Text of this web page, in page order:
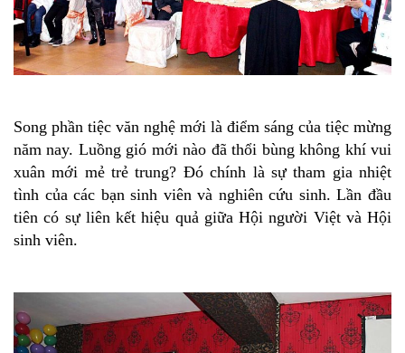
Song phần tiệc văn nghệ mới là điểm sáng của tiệc mừng
năm nay. Luồng gió mới nào đã thổi bùng không khí vui
xuân mới mẻ trẻ trung? Đó chính là sự tham gia nhiệt
tình của các bạn sinh viên và nghiên cứu sinh. Lần đầu
tiên có sự liên kết hiệu quả giữa Hội người Việt và Hội
sinh viên.